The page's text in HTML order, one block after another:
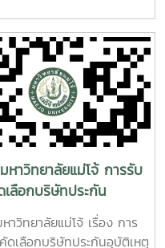
ธอ เจ้าฟ้าพัชรกิติยาภา
ลวงราช สาริณีสิริพัชร มหา
ละ 2 กรกฎาคม 2569 เวลา
านอนันต์ ปัญญาวีร์ อาคาร
าร่วมบริจาคจะได้ชั่วโมง
ละ 8 ชั่วโมง- วันที่ 1กรกฏ
ริจาคโลหิต จำนวน 91 คน
โลหิตได้ จำนวน 41 คน (
กฏาคม 2569 มีผู้ประสงค์
คน ผ่านเกณฑ์สามารถ
หาวิทยาลัยแม่โจ้ การรับ
ลือกบริษัทประกัน
กลุ่มสำหรับนักศึกษา
ลัยแม่โจ้ประจำปีการ
าวิทยาลัยแม่โจ้ เรื่อง การ
ดเลือกบริษัทประกันอุบัติเหตุ